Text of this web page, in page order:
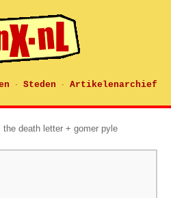
· Steden · Artikelenarchief
the death letter + gomer pyle